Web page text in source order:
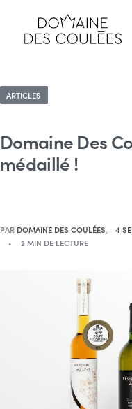
ARTICLES
Domaine Des
médaillé !
PAR DOMAINE DES COULÉES 4
2 MIN DE LECTURE